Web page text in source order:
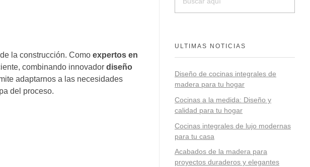
la construcción. Como expertos en
combinando innovador diseño
adaptarnos a las necesidades
del proceso.
ULTIMAS NOTICIAS
Diseño de cocinas integrales de
madera para tu hogar
Cocinas a la medida: Diseño y
calidad para tu hogar
Cocinas integrales de lujo modernas
para tu casa
Acabados de la madera para
proyectos duraderos y elegantes